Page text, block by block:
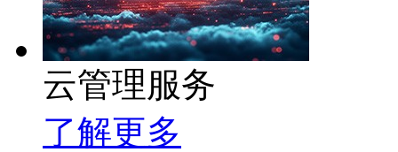
云管理服务
了解更多